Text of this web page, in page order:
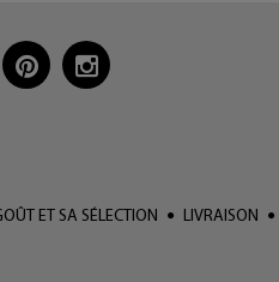
ET SA SÉLECTION LIVRAISON